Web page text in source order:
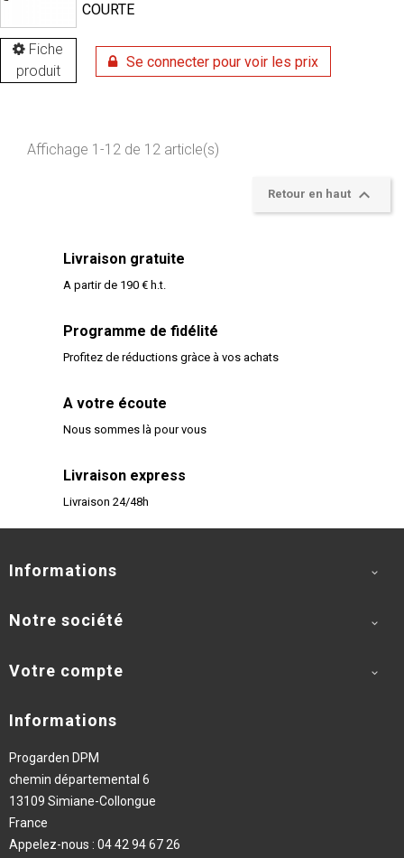
Fiche
produit
COURTE
Se connecter pour voir les prix
Affichage 1-12 de 12 article(s)
Retour en haut 
Livraison gratuite
A partir de 190 € h.t.
Programme de fidélité
Profitez de réductions gràce à vos achats
A votre écoute
Nous sommes là pour vous
Livraison express
Livraison 24/48h
Informations 
Notre société 
Votre compte 
Informations
Progarden DPM
chemin départemental 6
13109 Simiane-Collongue
France
Appelez-nous : 04 42 94 67 26